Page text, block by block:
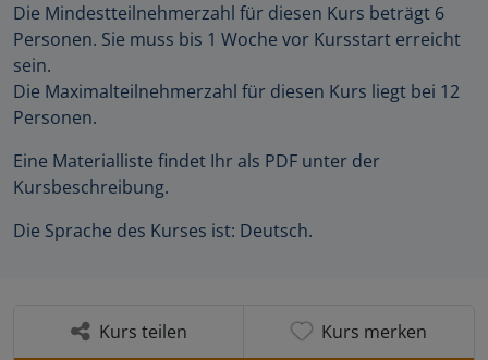
Die Mindestteilnehmerzahl für diesen Kurs beträgt 6
Personen. Sie muss bis 1 Woche vor Kursstart erreicht
sein.
Die Maximalteilnehmerzahl für diesen Kurs liegt bei 12
Personen.
Eine Materialliste findet Ihr als PDF unter der
Kursbeschreibung.
Die Sprache des Kurses ist: Deutsch.
Kurs teilen Kurs merken